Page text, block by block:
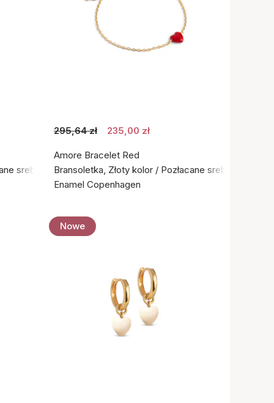
srebro próby 925
295,64 zł 235,00 zł
Amore Bracelet Red
Bransoletka, Złoty kolor / Pozłacane srebro próby
Enamel Copenhagen
Nowe